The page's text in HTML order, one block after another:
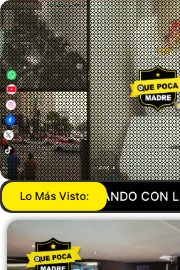
Lo Más Visto:
AGENTE DE LA